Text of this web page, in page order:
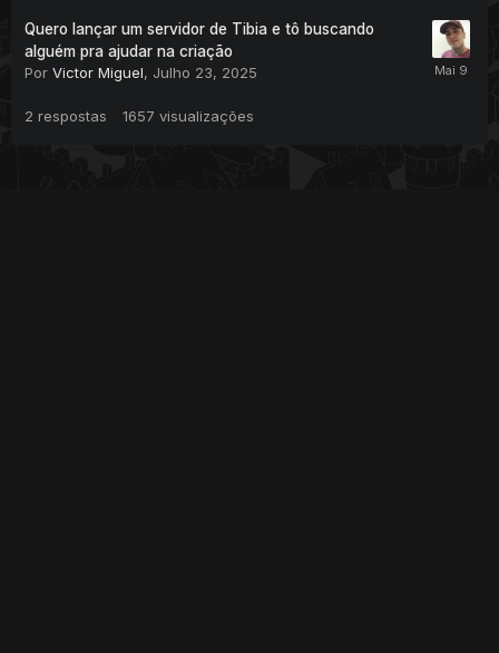
Quero lançar um servidor de Tibia e tô buscando
alguém pra ajudar na criação
Por Victor Miguel, Julho 23, 2025
2 respostas 1657 visualizações